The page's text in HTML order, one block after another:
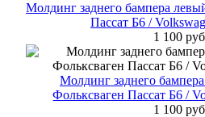
Молдинг заднего бампера
Пассат Б6 /
1 100
Молдинг заднего
Фольксваген Пассат Б6 /
1 100